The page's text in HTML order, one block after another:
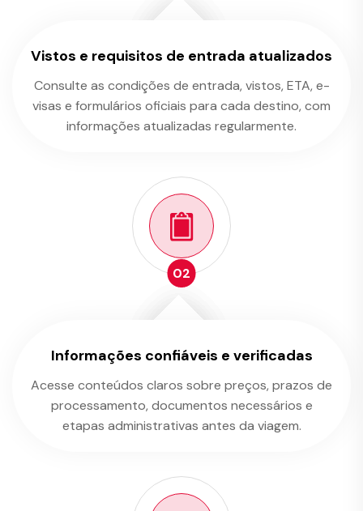
Vistos e requisitos de entrada atualizados
Consulte as condições de entrada, vistos, ETA, e-
visas e formulários oficiais para cada destino, com
informações atualizadas regularmente.
02
Informações confiáveis e verificadas
Acesse conteúdos claros sobre preços, prazos de
processamento, documentos necessários e
etapas administrativas antes da viagem.